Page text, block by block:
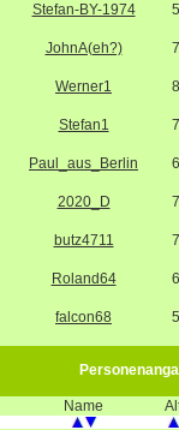
Stefan-BY-1974
JohnA(eh?)
Werner1
Stefan1
Paul_aus_Berlin
2020_D
butz4711
Roland64
falcon68
Name